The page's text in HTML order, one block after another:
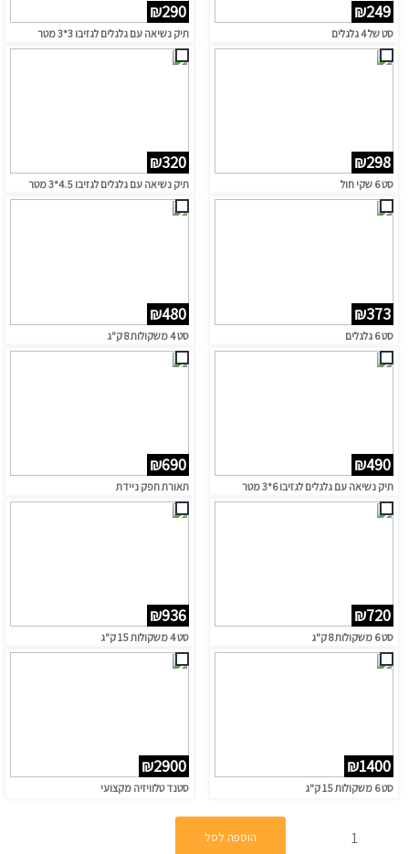
₪249
סט של 4 גלגלים
₪290
תיק נשיאה עם גלגלים לגזיבו 3*3 מטר
₪298
סט 6 שקי חול
₪320
תיק נשיאה עם גלגלים לגזיבו 4.5*3 מטר
₪373
סט 6 גלגלים
₪480
סט 4 משקולות 8 ק"ג
₪490
תיק נשיאה עם גלגלים לגזיבו 6*3 מטר
₪690
תאורת חפק ניידת
₪720
סט 6 משקולות 8 ק"ג
₪936
סט 4 משקולות 15 ק"ג
₪1400
סט 6 משקולות 15 ק"ג
₪2900
סטנד טלוויזיה מקצועי
הוספה לסל